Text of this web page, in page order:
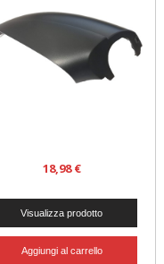
18,98 €